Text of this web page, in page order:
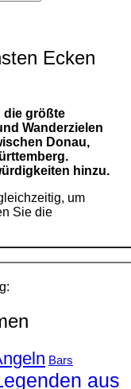
Ecken
die größte
Wanderzielen
Donau,
hinzu.
um
Sie die
Bars
aus